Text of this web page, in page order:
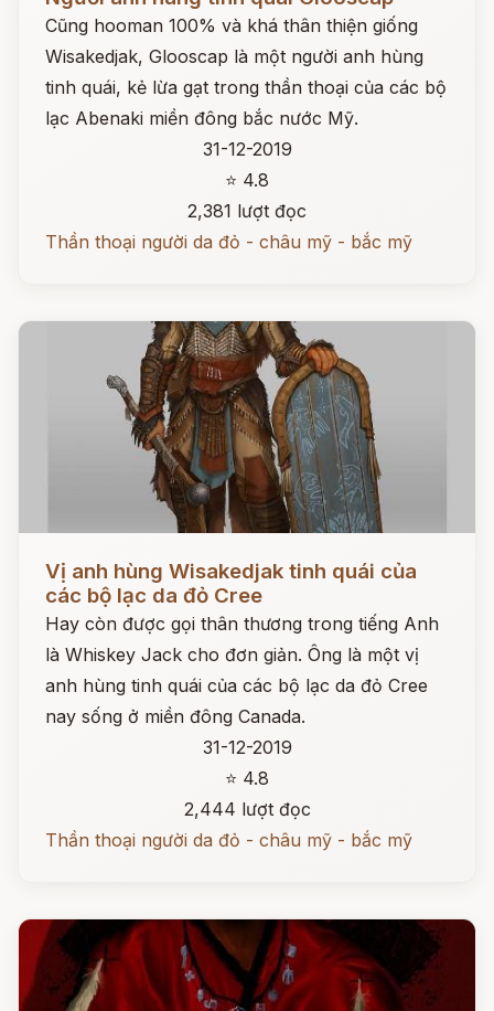
Cũng hooman 100% và khá thân thiện giống
Wisakedjak, Glooscap là một người anh hùng
tinh quái, kẻ lừa gạt trong thần thoại của các bộ
lạc Abenaki miền đông bắc nước Mỹ.
31-12-2019
⭐ 4.8
2,381 lượt đọc
Thần thoại người da đỏ - châu mỹ - bắc mỹ
Vị anh hùng Wisakedjak tinh quái của
các bộ lạc da đỏ Cree
Hay còn được gọi thân thương trong tiếng Anh
là Whiskey Jack cho đơn giản. Ông là một vị
anh hùng tinh quái của các bộ lạc da đỏ Cree
nay sống ở miền đông Canada.
31-12-2019
⭐ 4.8
2,444 lượt đọc
Thần thoại người da đỏ - châu mỹ - bắc mỹ